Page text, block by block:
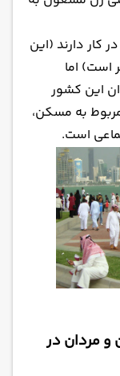
مشارکت ۵۱ درصدی در کار دارند (این
است) اما
از مردان این کشور
به مسکن،
است.
و مردان در